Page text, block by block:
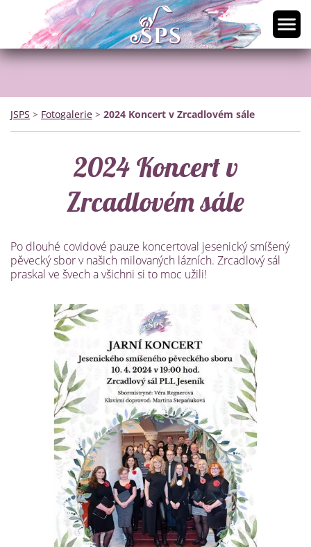
JSPS > Fotogalerie > 2024 Koncert v Zrcadlovém sále
2024 Koncert v
Zrcadlovém sále
Po dlouhé covidové pauze koncertoval jesenický smíšený
pěvecký sbor v našich milovaných lázních. Zrcadlový sál
praskal ve švech a všichni si to moc užili!